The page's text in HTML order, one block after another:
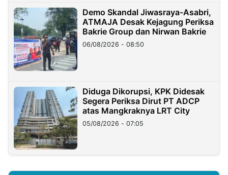
Demo Skandal Jiwasraya-Asabri,
ATMAJA Desak Kejagung Periksa
Bakrie Group dan Nirwan Bakrie
06/08/2026 - 08:50
Diduga Dikorupsi, KPK Didesak
Segera Periksa Dirut PT ADCP
atas Mangkraknya LRT City
05/08/2026 - 07:05